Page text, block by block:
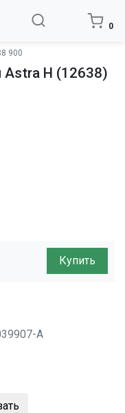
0
900
H (12638)
Купить
A